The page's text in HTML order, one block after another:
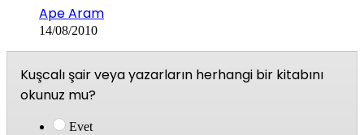
Ape Aram
14/08/2010
Kuşcalı şair veya yazarların herhangi bir kitabını
okunuz mu?
Evet